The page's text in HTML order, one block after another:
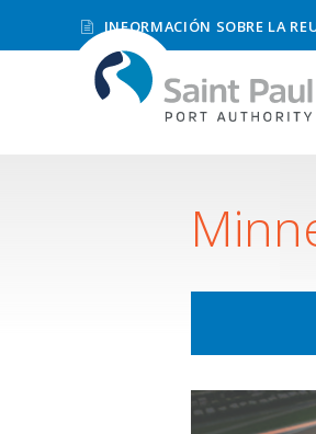
INFORMACIÓN SOBRE LA